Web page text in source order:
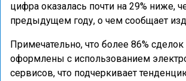
цифра оказалась почти на 29% ниже,
предыдущем году, о чем сообщает
Примечательно, что более 86%
оформлены с использованием
сервисов, что подчеркивает